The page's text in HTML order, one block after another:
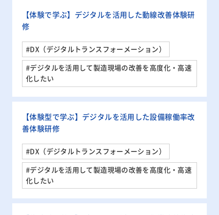
【体験で学ぶ】デジタルを活用した動線改善体験研
修
#DX（デジタルトランスフォーメーション）
#デジタルを活用して製造現場の改善を高度化・高速
化したい
【体験型で学ぶ】デジタルを活用した設備稼働率改
善体験研修
#DX（デジタルトランスフォーメーション）
#デジタルを活用して製造現場の改善を高度化・高速
化したい